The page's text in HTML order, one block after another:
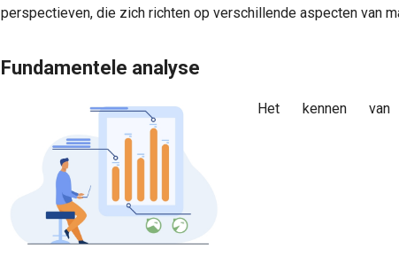
perspectieven, die zich richten op verschillende aspecten van
Fundamentele analyse
Het kennen